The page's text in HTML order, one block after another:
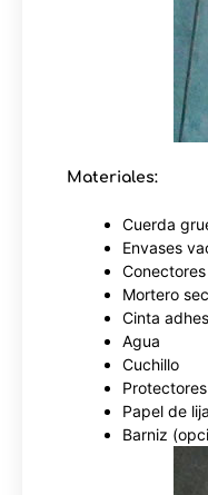
Materiales:
Cuerda
Envases
Mortero
Cinta
Agua
Cuchillo
Papel de lija
Barniz